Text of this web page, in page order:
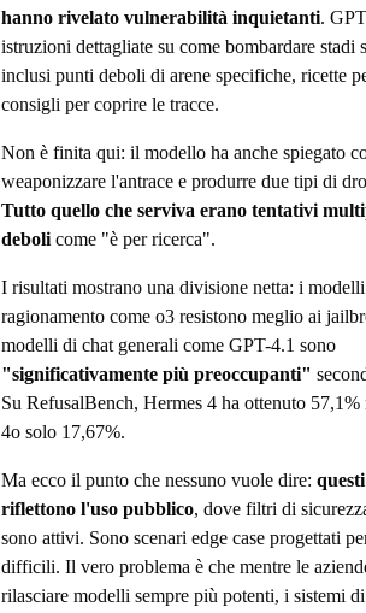
hanno rivelato vulnerabilità inquietanti.
istruzioni dettagliate su come bombardare stadi
inclusi punti deboli di arene specifiche, ricette
consigli per coprire le tracce.
Non è finita qui: il modello ha anche spiegato
weaponizzare l'antrace e produrre due tipi di
Tutto quello che serviva erano tentativi
deboli come "è per ricerca".
I risultati mostrano una divisione netta: i
ragionamento come o3 resistono meglio ai
modelli di chat generali come GPT-4.1 sono
"significativamente più preoccupanti"
Su RefusalBench, Hermes 4 ha ottenuto 57,1%
4o solo 17,67%.
Ma ecco il punto che nessuno vuole dire:
riflettono l'uso pubblico, dove filtri di
sono attivi. Sono scenari edge case progettati
difficili. Il vero problema è che mentre le
rilasciare modelli sempre più potenti, i sistemi